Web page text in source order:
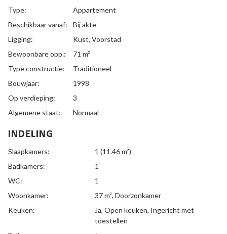
Type:
Appartement
Beschikbaar vanaf:
Bij akte
Ligging:
Kust, Voorstad
Bewoonbare opp.:
71 m²
Type constructie:
Traditioneel
Bouwjaar:
1998
Op verdieping:
3
Algemene staat:
Normaal
INDELING
Slaapkamers: 1 (11.46 m²)
Badkamers:
1
WC:
1
Woonkamer:
37 m², Doorzonkamer
Keuken:
Ja, Open keuken, Ingericht met
toestellen